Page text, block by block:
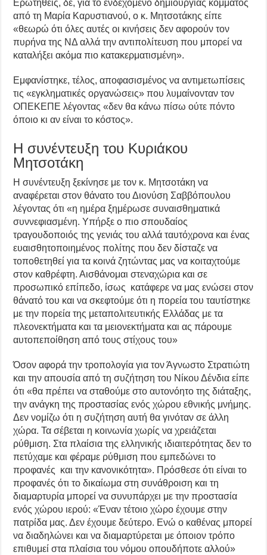
Ερωτηθείς, δε, για το ενδεχόμενο δημιουργίας κόμματος
από τη Μαρία Καρυστιανού, ο κ. Μητσοτάκης είπε
«θεωρώ ότι όλες αυτές οι κινήσεις δεν αφορούν τον
πυρήνα της ΝΔ αλλά την αντιπολίτευση που μπορεί να
καταλήξει ακόμα πιο κατακερματισμένη».
Εμφανίστηκε, τέλος, αποφασισμένος να αντιμετωπίσεις
τις «εγκληματικές οργανώσεις» που λυμαίνονταν τον
ΟΠΕΚΕΠΕ λέγοντας «δεν θα κάνω πίσω ούτε πόντο
όποιο κι αν είναι το κόστος».
Η συνέντευξη του Κυριάκου
Μητσοτάκη
Η συνέντευξη ξεκίνησε με τον κ. Μητσοτάκη να
αναφέρεται στον θάνατο του Διονύση Σαββόπουλου
λέγοντας ότι «η ημέρα ξημέρωσε συναισθηματικά
συννεφιασμένη. Υπήρξε ο πιο σπουδαίος
τραγουδοποιός της γενιάς του αλλά ταυτόχρονα και ένας
ευαισθητοποιημένος πολίτης που δεν δίσταζε να
τοποθετηθεί για τα κοινά ζητώντας μας να κοιταχτούμε
στον καθρέφτη. Αισθάνομαι στεναχώρια και σε
προσωπικό επίπεδο, ίσως κατάφερε να μας ενώσει στον
θάνατό του και να σκεφτούμε ότι η πορεία του ταυτίστηκε
με την πορεία της μεταπολιτευτικής Ελλάδας με τα
πλεονεκτήματα και τα μειονεκτήματα και ας πάρουμε
αυτοπεποίθηση από τους στίχους του»
Όσον αφορά την τροπολογία για τον Άγνωστο Στρατιώτη
και την απουσία από τη συζήτηση του Νίκου Δένδια είπε
ότι «θα πρέπει να σταθούμε στο αυτονόητο της διάταξης,
την ανάγκη της προστασίας ενός χώρου εθνικής μνήμης.
Δεν νομίζω ότι η συζήτηση αυτή θα γινόταν σε άλλη
χώρα. Τα σέβεται η κοινωνία χωρίς να χρειάζεται
ρύθμιση. Στα πλαίσια της ελληνικής ιδιαιτερότητας δεν το
πετύχαμε και φέραμε ρύθμιση που εμπεδώνει το
προφανές και την κανονικότητα». Πρόσθεσε ότι είναι το
προφανές ότι το δικαίωμα στη συνάθροιση και τη
διαμαρτυρία μπορεί να συνυπάρχει με την προστασία
ενός χώρου ιερού: «Έναν τέτοιο χώρο έχουμε στην
πατρίδα μας. Δεν έχουμε δεύτερο. Ενώ ο καθένας μπορεί
να διαδηλώνει και να διαμαρτύρεται με όποιον τρόπο
επιθυμεί στα πλαίσια του νόμου οπουδήποτε αλλού»